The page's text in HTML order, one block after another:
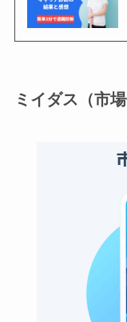
ミイダス（市場